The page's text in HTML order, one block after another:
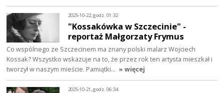
2025-10-22, godz. 01:32
"Kossakówka w Szczecinie" -
reportaż Małgorzaty Frymus
Co wspólnego ze Szczecinem ma znany polski malarz Wojciech
Kossak? Wszystko wskazuje na to, że przez rok ten artysta mieszkał i
tworzył w naszym mieście. Pamiątki… » więcej
2025-10-21, godz. 06:34